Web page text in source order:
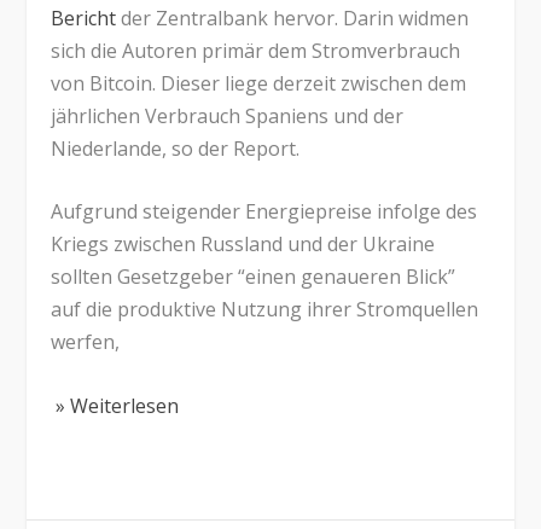
Berichtder Zentralbank hervor. Darin widmen
sich die Autoren primär dem Stromverbrauch
von Bitcoin. Dieser liege derzeit zwischen dem
jährlichen Verbrauch Spaniens und der
Niederlande, so der Report.
Aufgrund steigender Energiepreise infolge des
Kriegs zwischen Russland und der Ukraine
sollten Gesetzgeber “einen genaueren Blick”
auf die produktive Nutzung ihrer Stromquellen
werfen,
» Weiterlesen